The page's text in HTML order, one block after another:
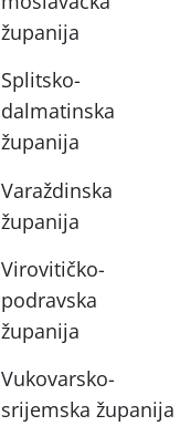
županija
Splitsko-
dalmatinska
županija
Varaždinska
županija
Virovitičko-
podravska
županija
Vukovarsko-
srijemska županija